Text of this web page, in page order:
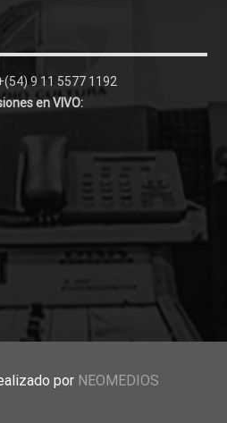
9 11 5577 1192
en VIVO:
por NEOMEDIOS